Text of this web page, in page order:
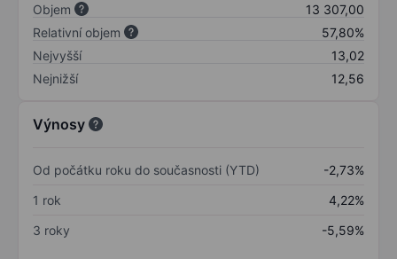
Objem
13 307,00
Relativní objem
57,80%
Nejvyšší
13,02
Nejnižší
12,56
Výnosy
Od počátku roku do současnosti (YTD)
-2,73%
1 rok
4,22%
3 roky
-5,59%